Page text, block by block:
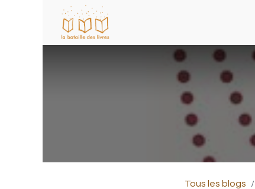
Tous les blogs